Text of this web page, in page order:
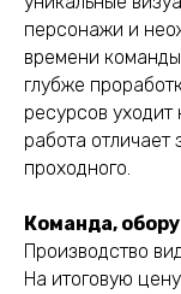
персонажи и
времени
глубже
ресурсов
работа
проходного.
Команда,
Производство
На итоговую